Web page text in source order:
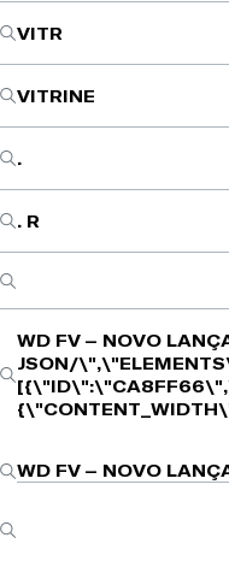
VITR
VITRINE
.
. R
WD FV – NOVO
JSON/
WD FV – NOVO